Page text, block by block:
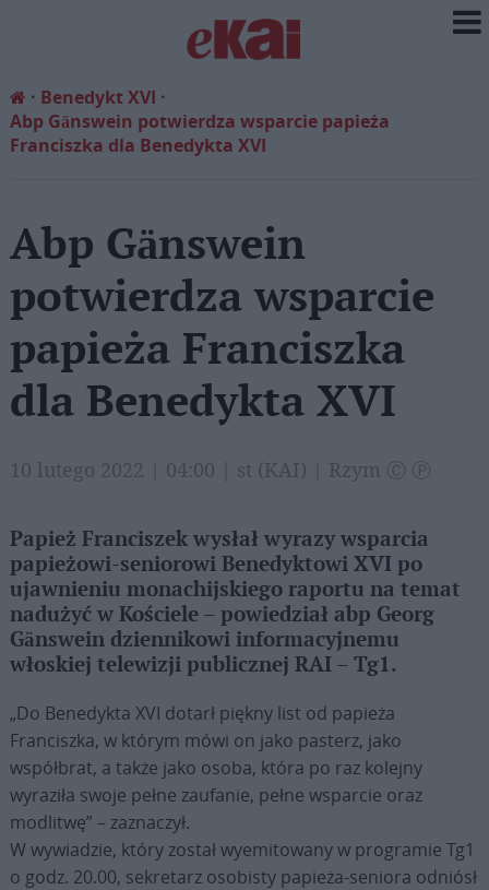
Benedykt XVI
Abp Gänswein potwierdza wsparcie papieża
Franciszka dla Benedykta XVI
Abp Gänswein
potwierdza wsparcie
papieża Franciszka
dla Benedykta XVI
10 lutego 2022 | 04:00 | st (KAI) | Rzym Ⓒ Ⓟ
Papież Franciszek wysłał wyrazy wsparcia
papieżowi-seniorowi Benedyktowi XVI po
ujawnieniu monachijskiego raportu na temat
nadużyć w Kościele – powiedział abp Georg
Gänswein dziennikowi informacyjnemu
włoskiej telewizji publicznej RAI – Tg1.
„Do Benedykta XVI dotarł piękny list od papieża
Franciszka, w którym mówi on jako pasterz, jako
współbrat, a także jako osoba, która po raz kolejny
wyraziła swoje pełne zaufanie, pełne wsparcie oraz
modlitwę” – zaznaczył.
W wywiadzie, który został wyemitowany w programie Tg1
o godz. 20.00, sekretarz osobisty papieża-seniora odniósł